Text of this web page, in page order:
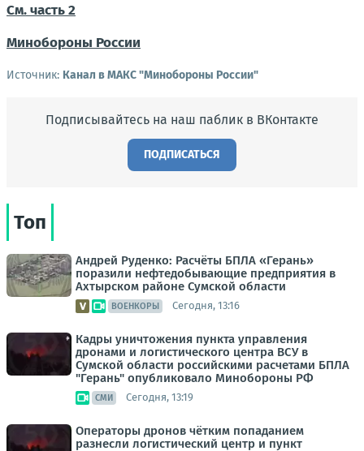
См. часть 2
Минобороны России
Источник: Канал в МАКС "Минобороны России"
Подписывайтесь на наш паблик в ВКонтакте
ПОДПИСАТЬСЯ
Топ
Андрей Руденко: Расчёты БПЛА «Герань»
поразили нефтедобывающие предприятия в
Ахтырском районе Сумской области
ВОЕНКОРЫ Сегодня, 13:16
Кадры уничтожения пункта управления
дронами и логистического центра ВСУ в
Сумской области российскими расчетами БПЛА
"Герань" опубликовало Минобороны РФ
СМИ Сегодня, 13:19
Операторы дронов чётким попаданием
разнесли логистический центр и пункт